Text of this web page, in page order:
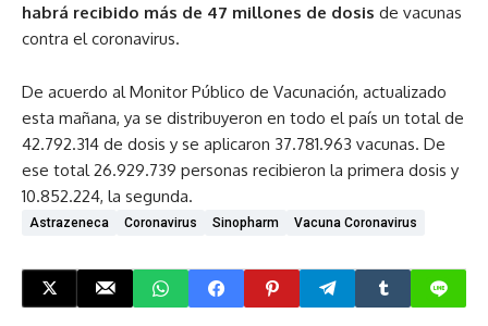
habrá recibido más de 47 millones de dosis de vacunas
contra el coronavirus.
De acuerdo al Monitor Público de Vacunación, actualizado
esta mañana, ya se distribuyeron en todo el país un total de
42.792.314 de dosis y se aplicaron 37.781.963 vacunas. De
ese total 26.929.739 personas recibieron la primera dosis y
10.852.224, la segunda.
Astrazeneca Coronavirus Sinopharm Vacuna Coronavirus